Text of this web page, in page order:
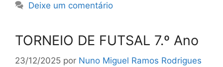
Deixe um comentário
TORNEIO DE FUTSAL 7.º Ano
23/12/2025 por Nuno Miguel Ramos Rodrigues